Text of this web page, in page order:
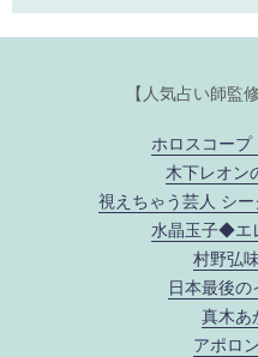
【人気占い師監
ホロスコープ
木下レオン
視えちゃう芸人 シ
水晶玉子◆エ
村野弘
日本最後
真木あ
アポロ